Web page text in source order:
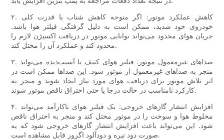
۲. کاهش عملکرد موتور: اگر متوجه کاهش شتاب یا قدرت کلی
خودروی خود شدید، ممکن است به دلیل گرفتگی فیلتر هوا باشد.
جریان هوای محدود می‌تواند توانایی موتور در دریافت اکسیژن لازم را
محدود کند و عملکرد آن را مختل کند.
۳. صداهای غیرمعمول موتور: فیلتر هوای کثیف یا آسیب‌دیده می‌تواند
منجر به صداهای غیرمعمول از موتور شود. این صداها ممکن است در
اثر تلاش موتور برای دریافت هوای مورد نیاز ایجاد شوند و منجر به
کارکرد نامناسب در حالت درجا یا حتی احتراق ناقص موتور شوند.
۴. افزایش انتشار گازهای خروجی: یک فیلتر هوای ناکارآمد می‌تواند
مخلوط هوا و سوخت را در موتور مختل کند و منجر به احتراق ناقص
شود. این می‌تواند باعث افزایش انتشار گازهای خروجی شود که به
صورت دود تیره و دودآلود اگزوز قابل مشاهده است.